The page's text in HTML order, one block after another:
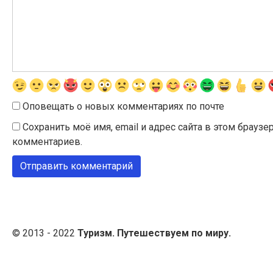
Оповещать о новых комментариях по почте
Сохранить моё имя, email и адрес сайта в этом
комментариев.
© 2013 - 2022 Туризм. Путешествуем по миру.